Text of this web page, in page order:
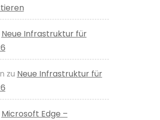
Neue Infrastruktur für
zu Neue Infrastruktur für
Microsoft Edge –